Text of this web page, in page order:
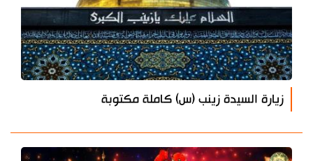
زيارة السيدة زينب (س) كاملة مكتوبة